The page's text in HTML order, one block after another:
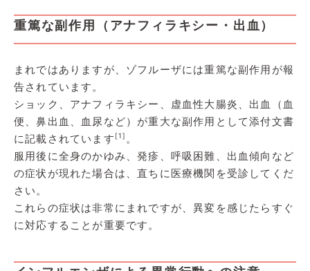
重篤な副作用（アナフィラキシー・出血）
まれではありますが、ゾフルーザには重篤な副作用が報
告されています。
ショック、アナフィラキシー、虚血性大腸炎、出血（血
便、鼻出血、血尿など）が重大な副作用として添付文書
に記載されています [1] 。
服用後に全身のかゆみ、発疹、呼吸困難、出血傾向など
の症状が現れた場合は、直ちに医療機関を受診してくだ
さい。
これらの症状は非常にまれですが、異変を感じたらすぐ
に対応することが重要です。